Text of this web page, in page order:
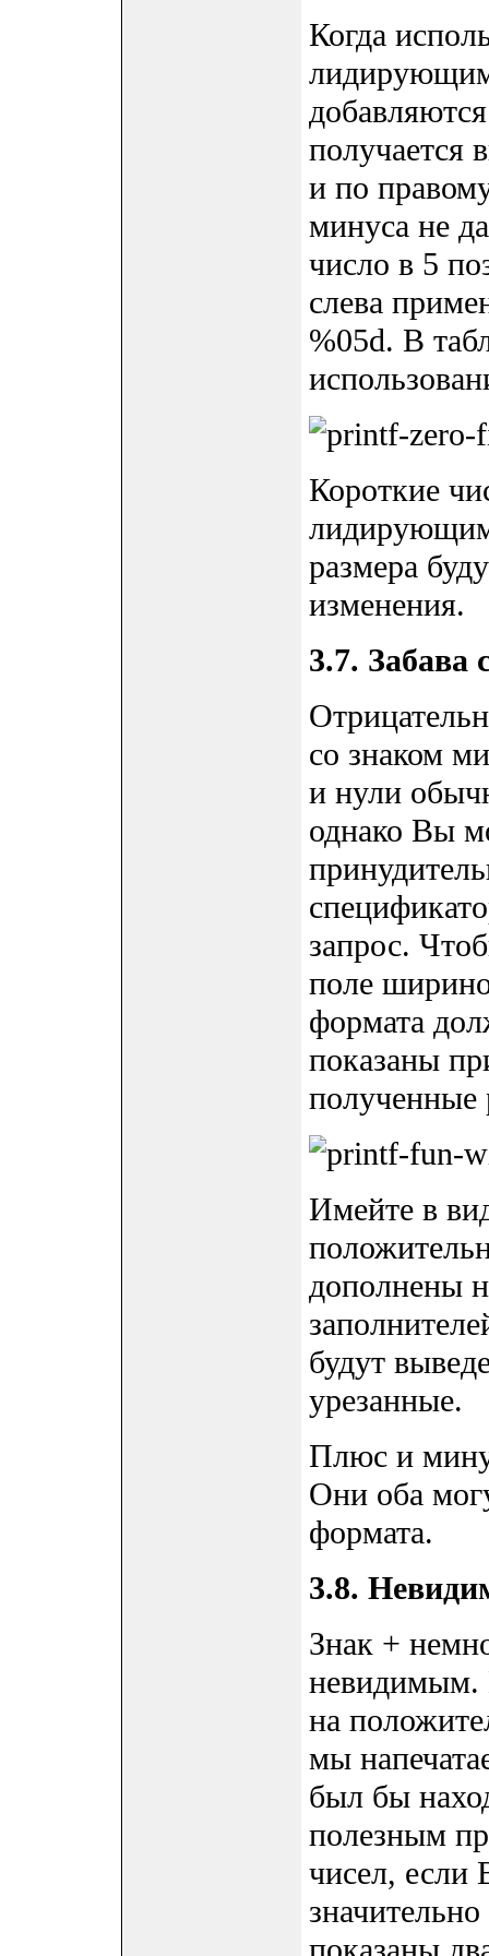
Когда
получается
и по
минуса не
число в 5
слева
%05d. В
Короткие
размера
изменения.
3.7.
со знаком
и нули
однако Вы
запрос.
поле
формата
показаны
полученные
Имейте в
дополнены
будут
урезанные.
Плюс и
Они оба
формата.
3.8.
Знак +
невидимым.
на
мы
был бы
полезным
чисел, если